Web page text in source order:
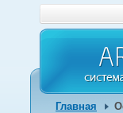
Главная